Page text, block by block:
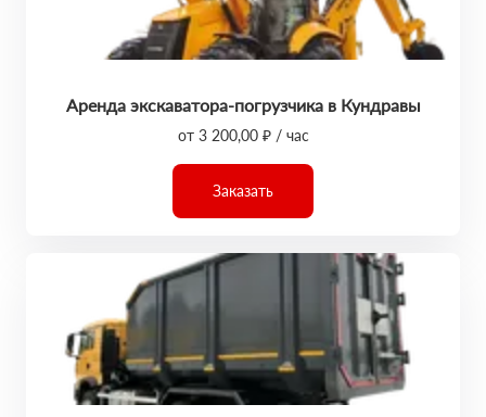
Аренда экскаватора-погрузчика в Кундравы
от 3 200,00 ₽ / час
Заказать